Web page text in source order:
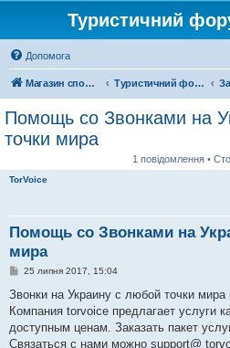
Туристичний
Допомога
Магазин спорядження Туристичний форум «Рюкзак»
Помощь со Звонками на
точки мира
1 повідомлення •
TorVoice
Помощь со Звонками на
мира
П
в
д
о
25 липня 2017, 15:04
Звонки на Украину с любой точки
Компания torvoice предлагает услуги
доступным ценам. Заказать пакет
Связаться с нами можно support@